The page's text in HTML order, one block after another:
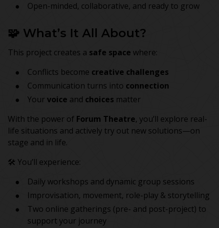
Open-minded, collaborative, and ready to grow
🧩 What’s It All About?
This project creates a safe space where:
Conflicts become creative challenges
Communication turns into connection
Your voice and choices matter
With the power of Forum Theatre, you’ll explore real-
life situations and actively try out new solutions—on
stage and in life.
🛠️ You’ll experience:
Daily workshops and dynamic group sessions
Improvisation, movement, role-play & storytelling
Two online gatherings (pre- and post-project) to
support your journey